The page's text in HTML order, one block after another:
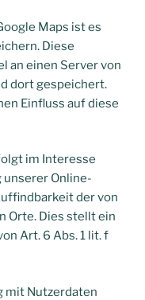
Maps ist es
Diese
an einen Server von
dort gespeichert.
Einfluss auf diese
im Interesse
Online-
der von
Orte. Dies stellt ein
Art. 6 Abs. 1 lit. f
mit Nutzerdaten